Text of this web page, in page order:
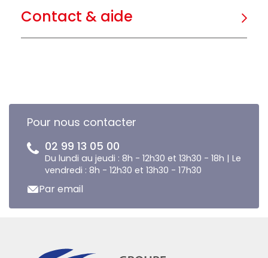
Contact & aide
Pour nous contacter
02 99 13 05 00
Du lundi au jeudi : 8h - 12h30 et 13h30 - 18h | Le
vendredi : 8h - 12h30 et 13h30 - 17h30
Par email